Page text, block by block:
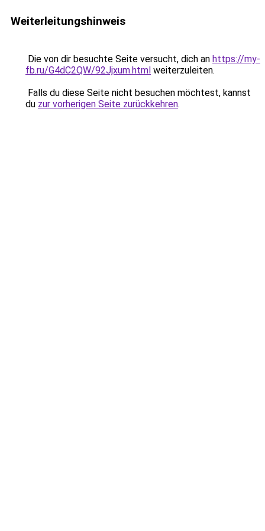
Weiterleitungshinweis
Die von dir besuchte Seite versucht, dich an https://my-
fb.ru/G4dC2QW/92Jjxum.html weiterzuleiten.
Falls du diese Seite nicht besuchen möchtest, kannst
du zur vorherigen Seite zurückkehren.